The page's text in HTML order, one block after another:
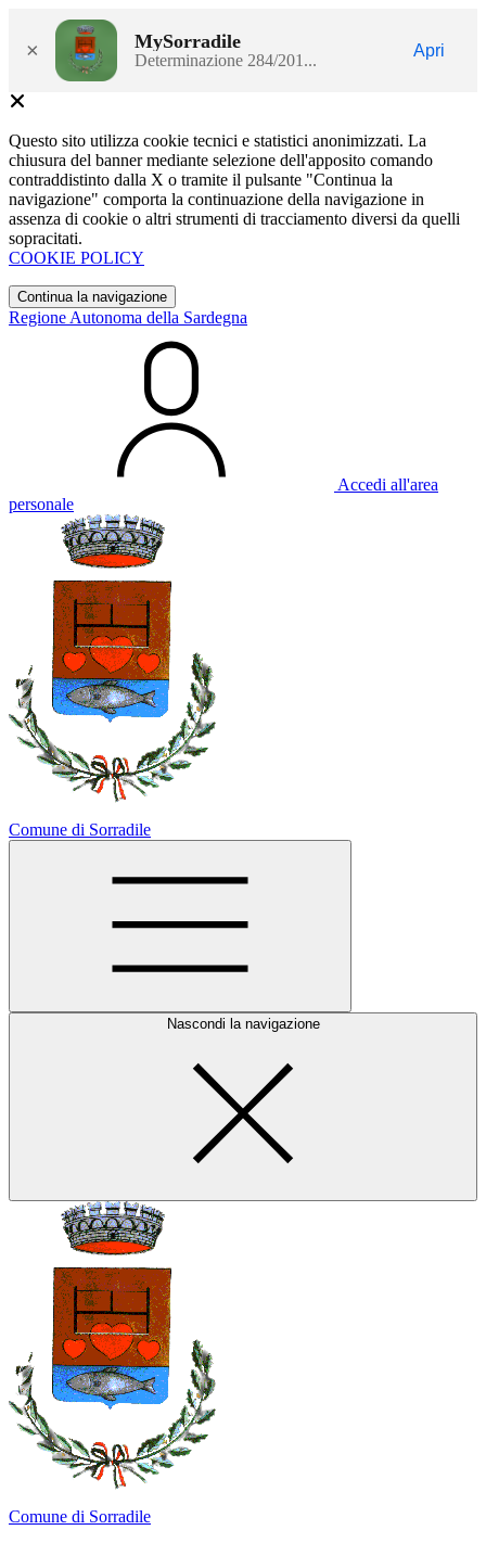
× MySorradile
Determinazione 284/201...
Apri
Questo sito utilizza cookie tecnici e statistici anonimizzati. La
chiusura del banner mediante selezione dell'apposito comando
contraddistinto dalla X o tramite il pulsante "Continua la
navigazione" comporta la continuazione della navigazione in
assenza di cookie o altri strumenti di tracciamento diversi da quelli
sopracitati.
COOKIE POLICY
Continua la navigazione
Regione Autonoma della Sardegna
Accedi all'area
personale
Comune di Sorradile
Nascondi la navigazione
Comune di Sorradile